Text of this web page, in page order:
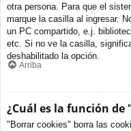
otra persona. Para que el
marque la casilla al ingresar.
un PC compartido, e.j.
etc. Si no ve la casilla,
deshabilitado la opción.
Arriba
¿Cuál es la función
"Borrar cookies" borra las